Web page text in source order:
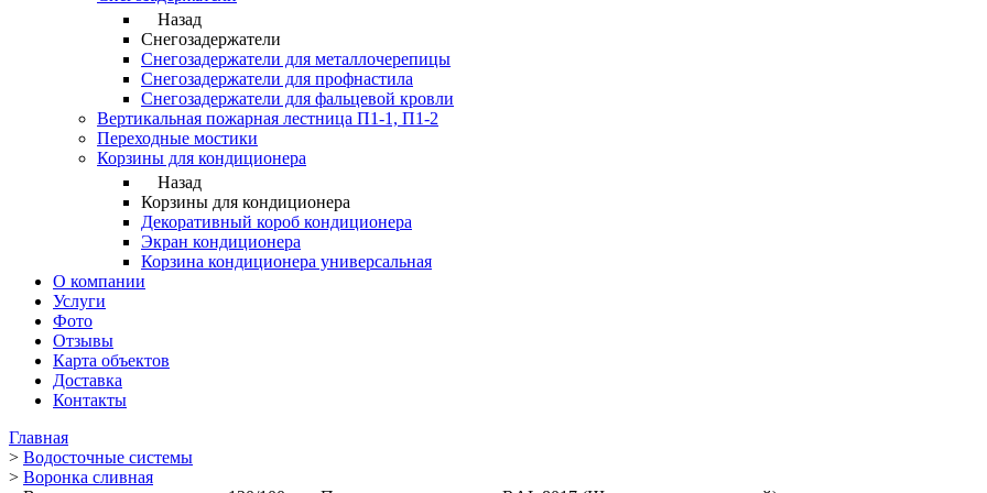
Назад
Снегозадержатели
Снегозадержатели для металлочерепицы
Снегозадержатели для профнастила
Снегозадержатели для фальцевой кровли
Вертикальная пожарная лестница П1-1, П1-2
Переходные мостики
Корзины для кондиционера
Назад
Корзины для кондиционера
Декоративный короб кондиционера
Экран кондиционера
Корзина кондиционера универсальная
О компании
Услуги
Фото
Отзывы
Карта объектов
Доставка
Контакты
Главная
> Водосточные системы
> Воронка сливная